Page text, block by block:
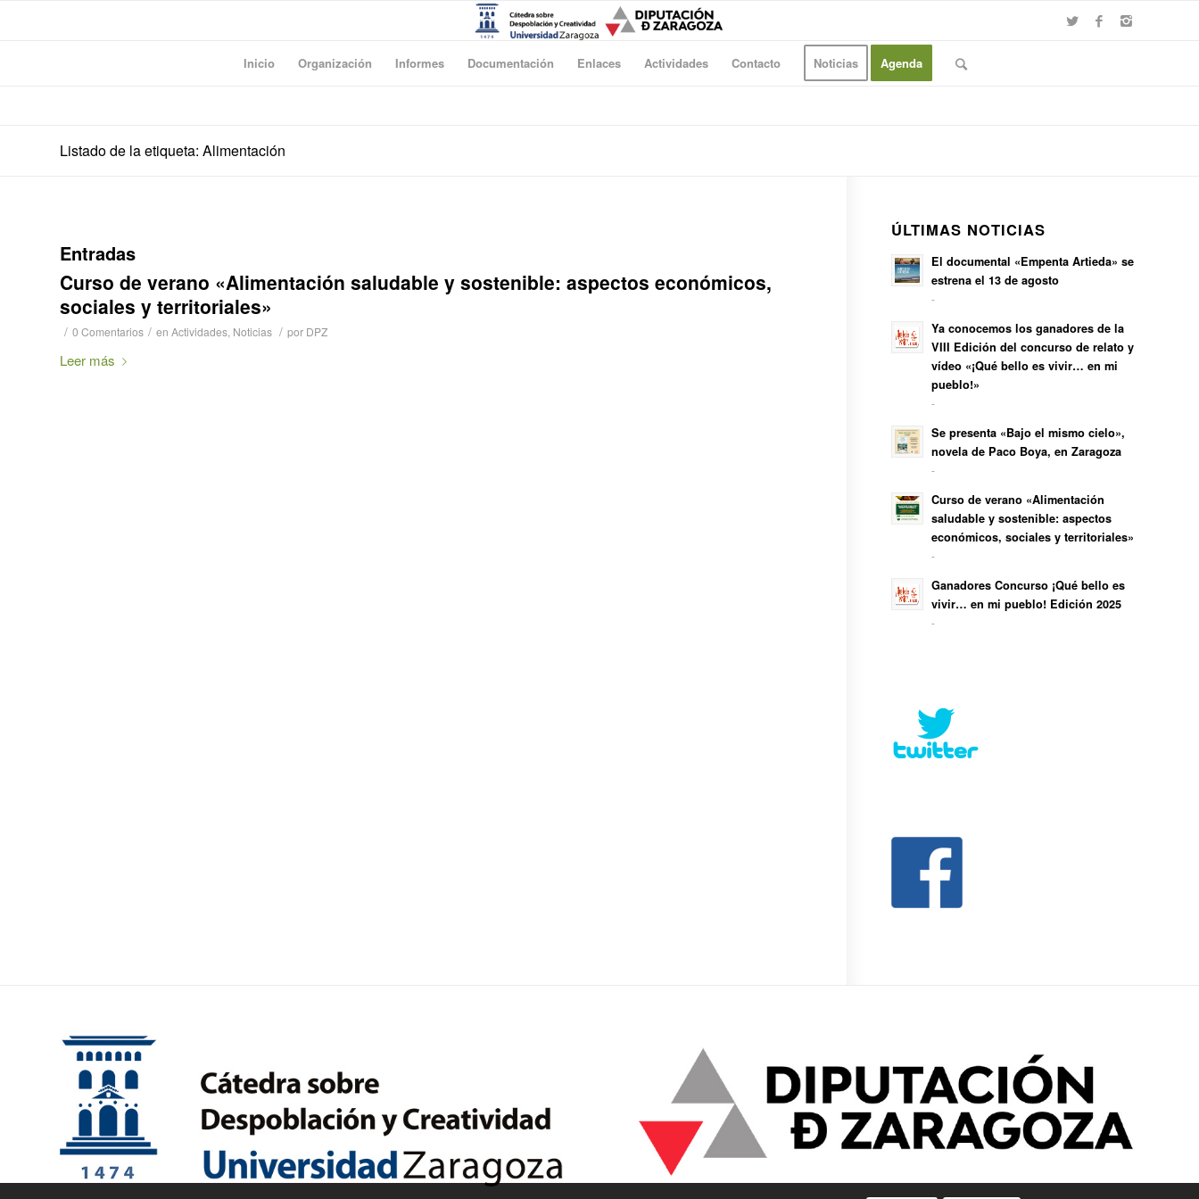
Inicio Organización Informes Documentación Enlaces Actividades Contacto Noticias Agenda
Listado de la etiqueta: Alimentación
Entradas
Curso de verano «Alimentación saludable y sostenible: aspectos económicos,
sociales y territoriales»
/ 0 Comentarios / en Actividades, Noticias / por DPZ
Leer más
ÚLTIMAS NOTICIAS
El documental «Empenta Artieda» se
estrena el 13 de agosto
-
Ya conocemos los ganadores de la
VIII Edición del concurso de relato y
vídeo «¡Qué bello es vivir… en mi
pueblo!»
-
Se presenta «Bajo el mismo cielo»,
novela de Paco Boya, en Zaragoza
-
Curso de verano «Alimentación
saludable y sostenible: aspectos
económicos, sociales y territoriales»
-
Ganadores Concurso ¡Qué bello es
vivir… en mi pueblo! Edición 2025
-